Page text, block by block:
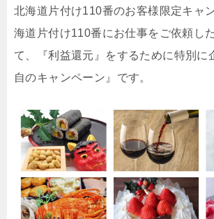
北海道片付け110番のお客様限定キャ
海道片付け110番にお仕事をご依頼し
て、『利益還元』をするために特別に
自のキャンペーン』です。